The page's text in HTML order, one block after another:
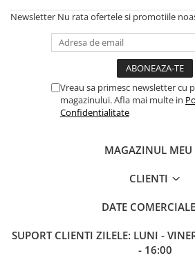
Newsletter Nu rata ofertele si promotiile
Vreau sa primesc newsletter cu
magazinului. Afla mai multe in
Confidentialitate
MAGAZINUL MEU
CLIENTI
DATE COMERCIALE
SUPORT CLIENTI ZILELE: LUNI -
- 16:00